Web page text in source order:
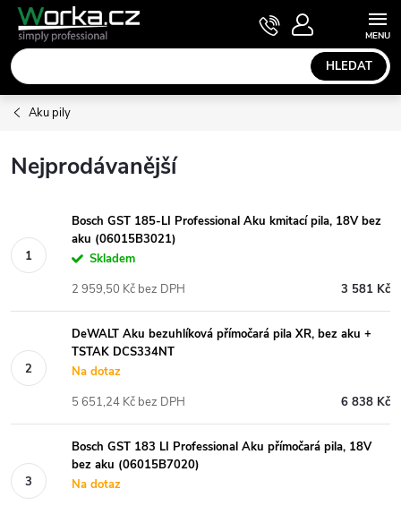
Přejít
obsah
HLEDAT
NÁKUPNÍ
KOŠÍK
Aku pily
Nejprodávanější
Bosch GST 185-LI Professional Aku kmitací pila, 18V bez
aku (06015B3021)
Skladem
3 581 Kč
2 959,50 Kč bez DPH
DeWALT Aku bezuhlíková přímočará pila XR, bez aku +
TSTAK DCS334NT
Na dotaz
6 838 Kč
5 651,24 Kč bez DPH
Bosch GST 183 LI Professional Aku přímočará pila, 18V
bez aku (06015B7020)
Na dotaz